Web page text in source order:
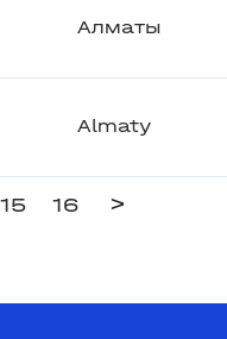
Алматы
Almaty
15 16 >